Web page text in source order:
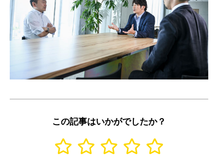
この記事はいかがでしたか？